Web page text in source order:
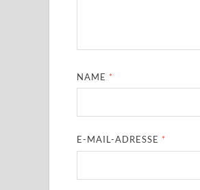
NAME *
E-MAIL-ADRESSE *